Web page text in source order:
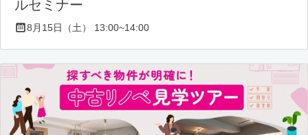
ルセミナー
8月15日（土） 13:00~14:00